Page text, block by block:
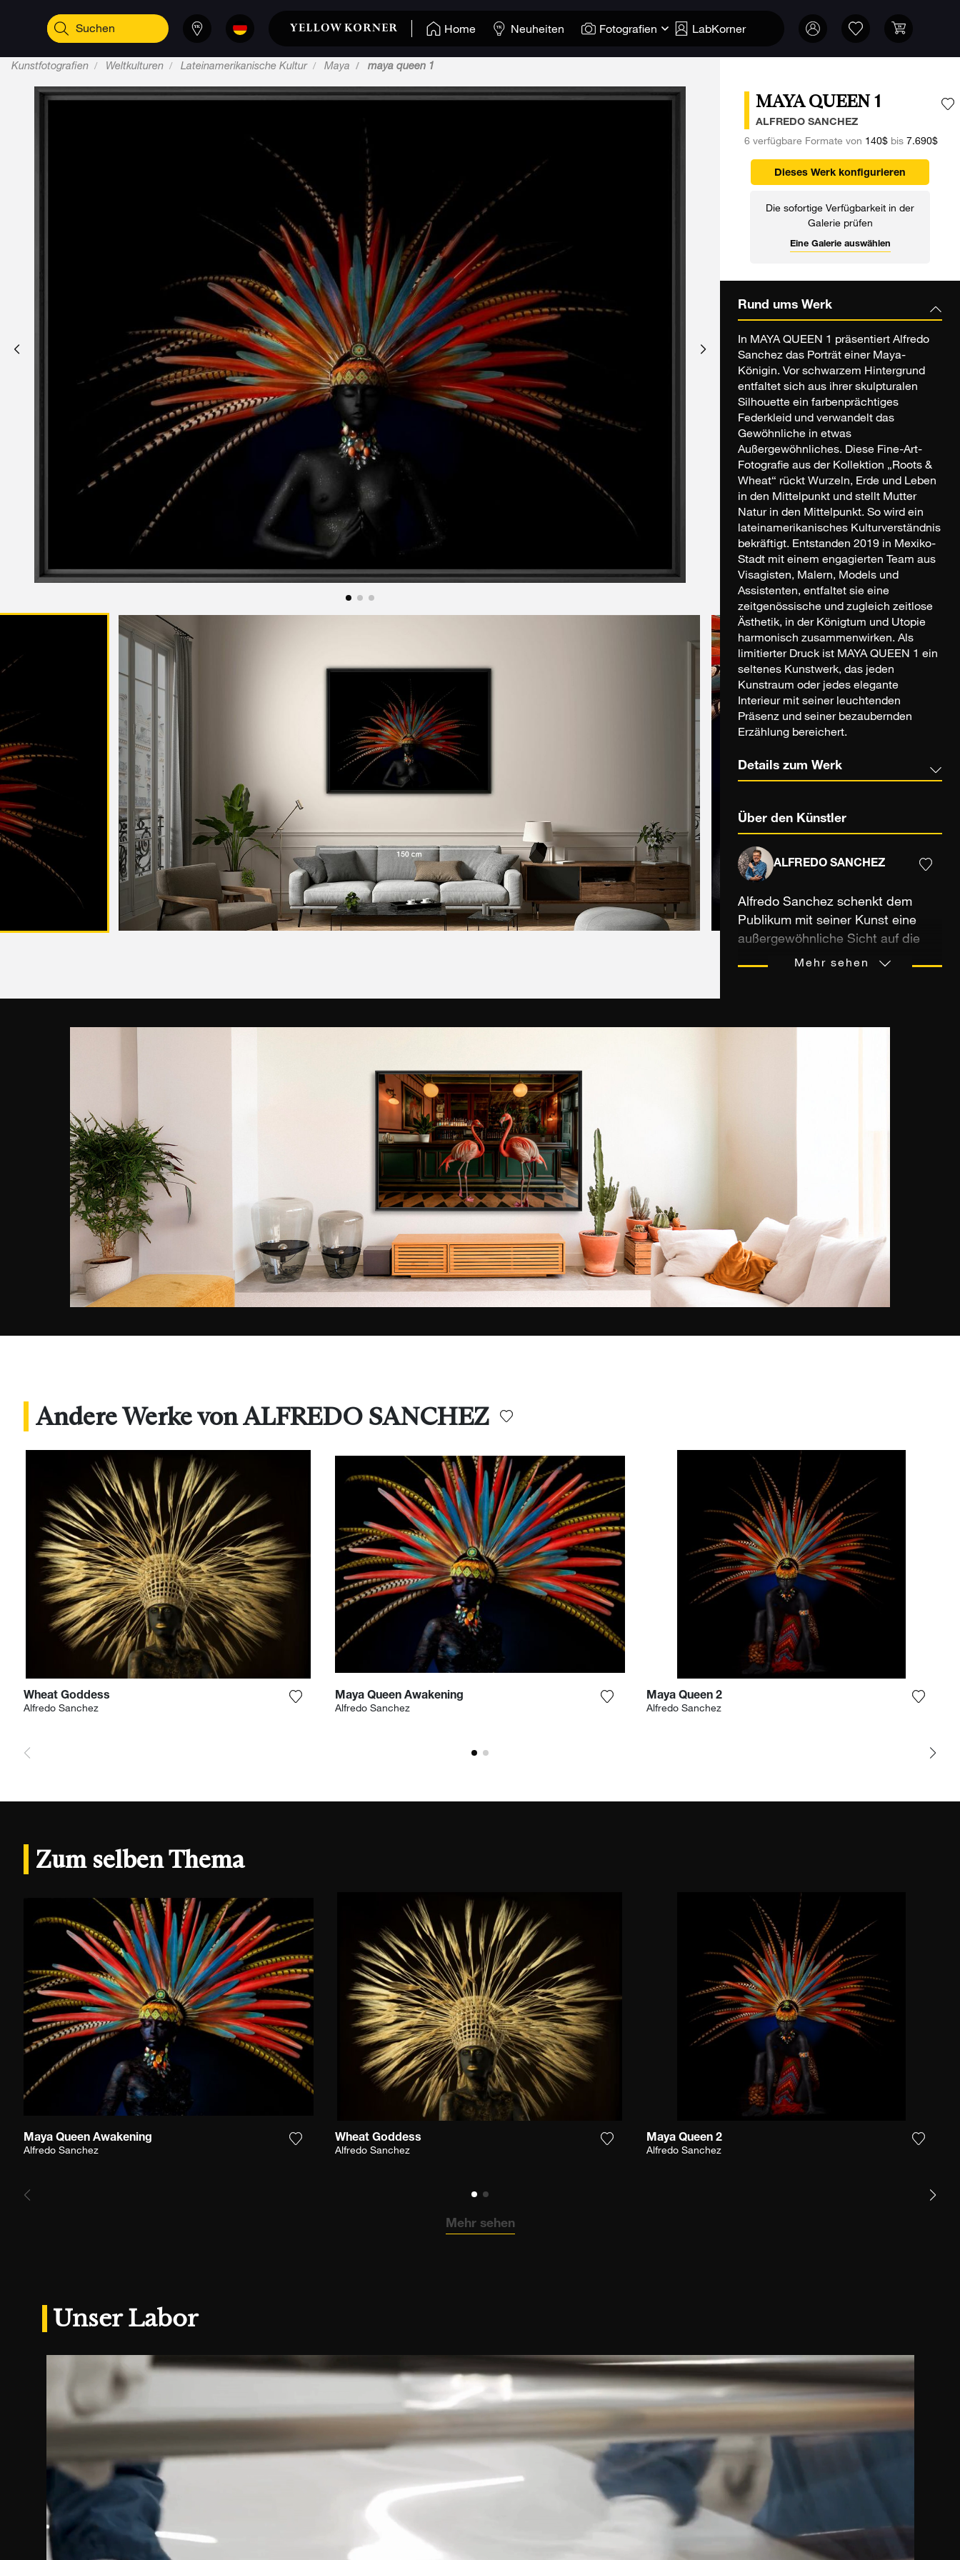
Home Neuheiten Fotografien LabKorner
Kunstfotografien Weltkulturen Lateinamerikanische Kultur Maya maya queen 1
MAYA QUEEN 1
ALFREDO SANCHEZ
6 verfügbare Formate von 140$bis 7.690$
Dieses Werk konfigurieren
Die sofortige Verfügbarkeit in der
Galerie prüfen
Eine Galerie auswählen
Rund ums Werk
In MAYA QUEEN 1 präsentiert Alfredo
Sanchez das Porträt einer Maya-
Königin. Vor schwarzem Hintergrund
entfaltet sich aus ihrer skulpturalen
Silhouette ein farbenprächtiges
Federkleid und verwandelt das
Gewöhnliche in etwas
Außergewöhnliches. Diese Fine-Art-
Fotografie aus der Kollektion „Roots &
Wheat“ rückt Wurzeln, Erde und Leben
in den Mittelpunkt und stellt Mutter
Natur in den Mittelpunkt. So wird ein
lateinamerikanisches Kulturverständnis
bekräftigt. Entstanden 2019 in Mexiko-
Stadt mit einem engagierten Team aus
Visagisten, Malern, Models und
Assistenten, entfaltet sie eine
zeitgenössische und zugleich zeitlose
Ästhetik, in der Königtum und Utopie
harmonisch zusammenwirken. Als
limitierter Druck ist MAYA QUEEN 1 ein
seltenes Kunstwerk, das jeden
Kunstraum oder jedes elegante
Interieur mit seiner leuchtenden
Präsenz und seiner bezaubernden
Erzählung bereichert.
Details zum Werk
Über den Künstler
ALFREDO SANCHEZ
Alfredo Sanchez schenkt dem
Publikum mit seiner Kunst eine
außergewöhnliche Sicht auf die
Welt, die uns umgibt. Seine
Mehr sehen
Andere Werke von ALFREDO SANCHEZ
Wheat Goddess
Alfredo Sanchez Fügen Sie das Foto meiner Wunschliste hinzu
Maya Queen Awakening
Alfredo Sanchez Fügen Sie das Foto meiner Wunschliste hinzu
Maya Queen 2
Alfredo Sanchez
Zum selben Thema
Maya Queen Awakening
Alfredo Sanchez Fügen Sie das Foto meiner Wunschliste hinzu
Wheat Goddess
Alfredo Sanchez Fügen Sie das Foto meiner Wunschliste hinzu
Maya Queen 2
Alfredo Sanchez
Mehr sehen
Unser Labor